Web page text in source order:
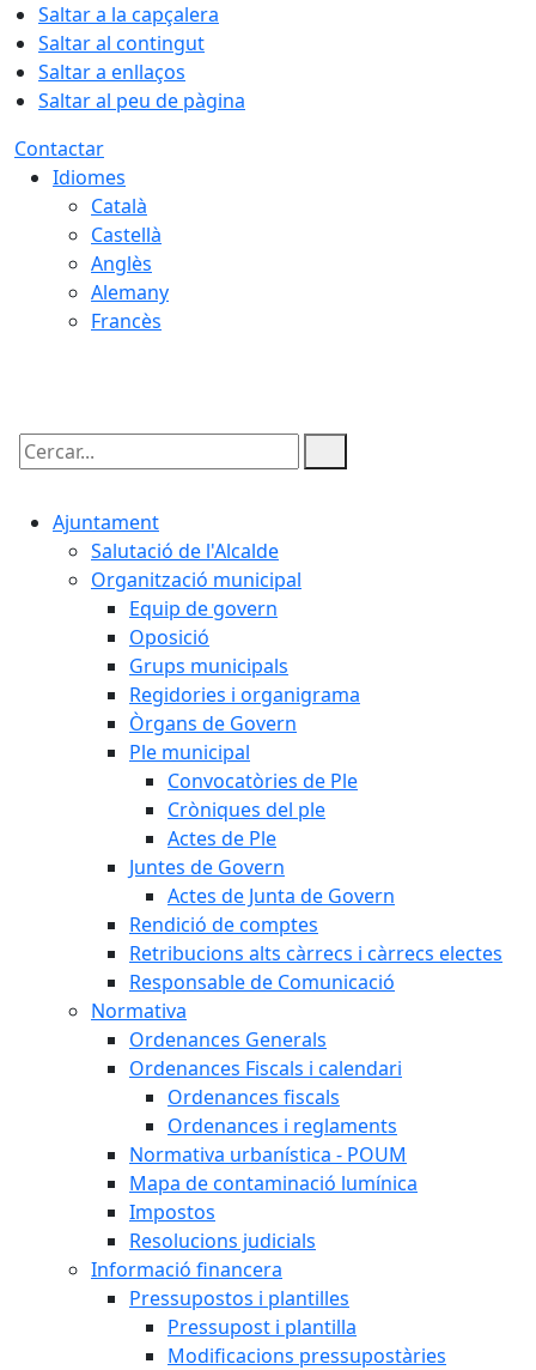
Saltar a la capçalera
Saltar al contingut
Saltar a enllaços
Saltar al peu de pàgina
Contactar
Idiomes
Català
Castellà
Anglès
Alemany
Francès
Cercar:
Ajuntament
Salutació de l'Alcalde
Organització municipal
Equip de govern
Oposició
Grups municipals
Regidories i organigrama
Òrgans de Govern
Ple municipal
Convocatòries de Ple
Cròniques del ple
Actes de Ple
Juntes de Govern
Actes de Junta de Govern
Rendició de comptes
Retribucions alts càrrecs i càrrecs electes
Responsable de Comunicació
Normativa
Ordenances Generals
Ordenances Fiscals i calendari
Ordenances fiscals
Ordenances i reglaments
Normativa urbanística - POUM
Mapa de contaminació lumínica
Impostos
Resolucions judicials
Informació financera
Pressupostos i plantilles
Pressupost i plantilla
Modificacions pressupostàries